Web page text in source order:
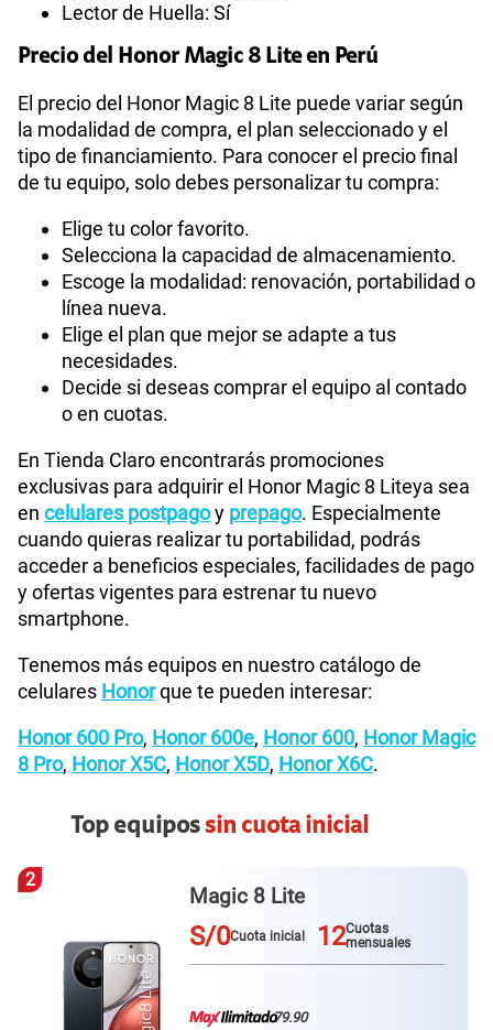
Lector de Huella: Sí
Precio del Honor Magic 8 Lite en Perú
El precio del Honor Magic 8 Lite puede variar según
la modalidad de compra, el plan seleccionado y el
tipo de financiamiento. Para conocer el precio final
de tu equipo, solo debes personalizar tu compra:
Elige tu color favorito.
Selecciona la capacidad de almacenamiento.
Escoge la modalidad: renovación, portabilidad o
línea nueva.
Elige el plan que mejor se adapte a tus
necesidades.
Decide si deseas comprar el equipo al contado
o en cuotas.
En Tienda Claro encontrarás promociones
exclusivas para adquirir el Honor Magic 8 Liteya sea
en celulares postpagoy prepago. Especialmente
cuando quieras realizar tu portabilidad, podrás
acceder a beneficios especiales, facilidades de pago
y ofertas vigentes para estrenar tu nuevo
smartphone.
Tenemos más equipos en nuestro catálogo de
celulares Honorque te pueden interesar:
Honor 600 Pro, Honor 600e, Honor 600, Honor Magic
8 Pro, Honor X5C, Honor X5D, Honor X6C.
Top equipossin cuota inicial
3
Galaxy A57
S/0Cuota inicial 12Cuotas
mensuales
79.90